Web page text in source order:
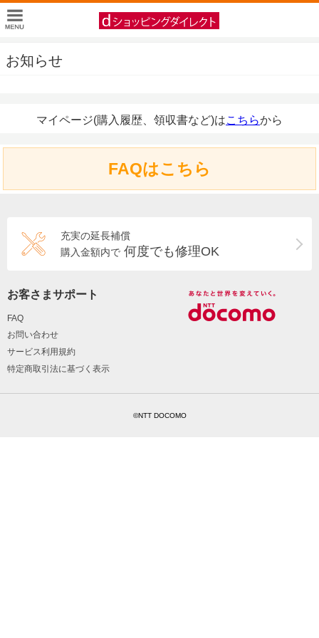
お知らせ
マイページ(購入履歴、領収書など)はこちらから
FAQはこちら
充実の延長補償
購入金額内で 何度でも修理OK
お客さまサポート
FAQ
お問い合わせ
サービス利用規約
特定商取引法に基づく表示
©NTT DOCOMO